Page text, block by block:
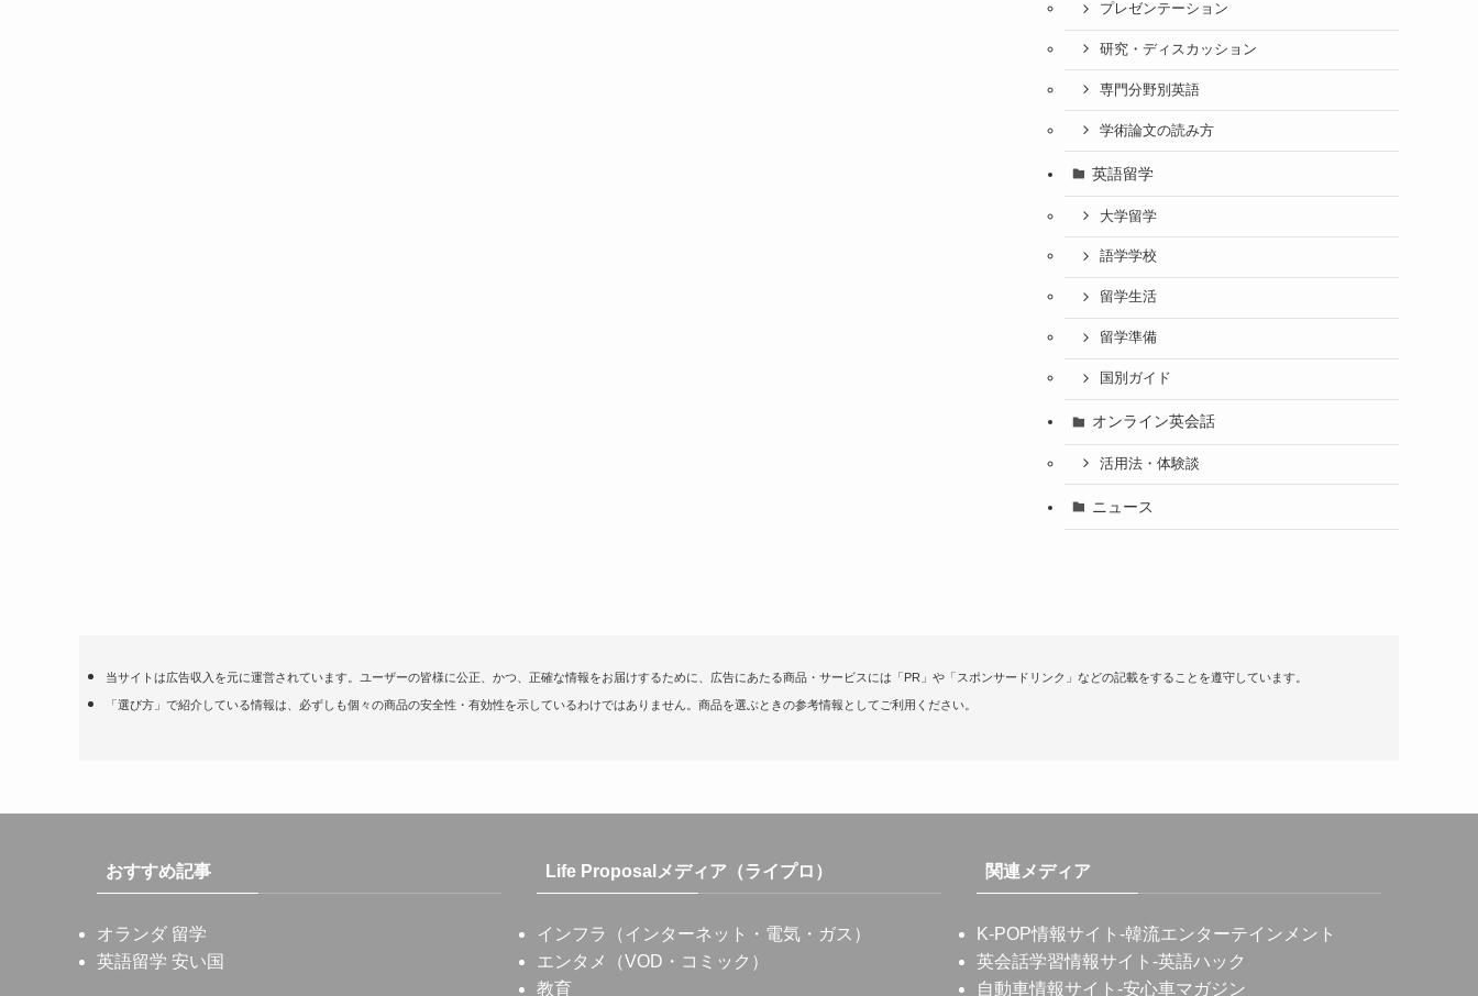
プレゼンテーション
研究・ディスカッション
専門分野別英語
学術論文の読み方
英語留学
大学留学
語学学校
留学生活
留学準備
国別ガイド
オンライン英会話
活用法・体験談
ニュース
当サイトは広告収入を元に運営されています。ユーザーの皆様に公正、かつ、正確な情報をお届けするために、広告にあたる商品・サービスには「PR」や「スポンサードリンク」などの記載をすることを遵守しています。
「選び方」で紹介している情報は、必ずしも個々の商品の安全性・有効性を示しているわけではありません。商品を選ぶときの参考情報としてご利用ください。
おすすめ記事
オランダ 留学
英語留学 安い国
Life Proposalメディア（ライプロ）
インフラ（インターネット・電気・ガス）
エンタメ（VOD・コミック）
教育
関連メディア
K-POP情報サイト -韓流エンターテインメント
英会話学習情報サイト -英語ハック
自動車情報サイト -安心車マガジン